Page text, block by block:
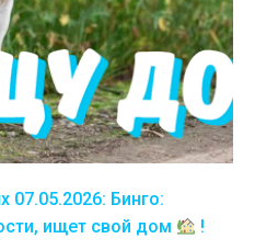
Бинго:
ищет свой дом
!